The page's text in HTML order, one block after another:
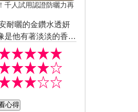
千人試用認證防曬力再
耐曬的金鑽水透妍
是他有著淡淡的香
點點淡淡的酒精味,
後的感受黏了一點
性都很好，相較其
後不會死白，後續
後我的肌膚真的都
心得